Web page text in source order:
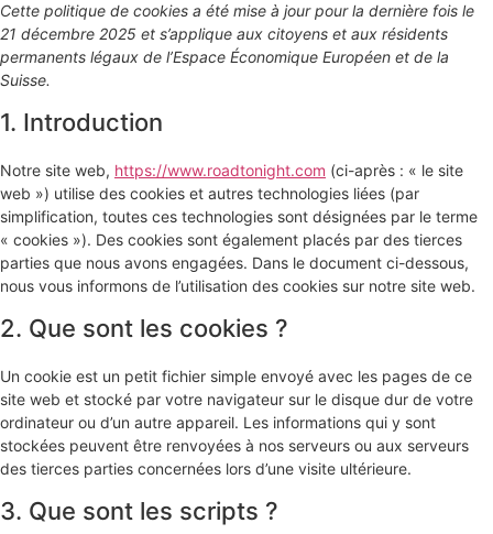
Cette politique de cookies a été mise à jour pour la dernière fois le
21 décembre 2025 et s’applique aux citoyens et aux résidents
permanents légaux de l’Espace Économique Européen et de la
Suisse.
1. Introduction
Notre site web, https://www.roadtonight.com (ci-après : « le site
web ») utilise des cookies et autres technologies liées (par
simplification, toutes ces technologies sont désignées par le terme
« cookies »). Des cookies sont également placés par des tierces
parties que nous avons engagées. Dans le document ci-dessous,
nous vous informons de l’utilisation des cookies sur notre site web.
2. Que sont les cookies ?
Un cookie est un petit fichier simple envoyé avec les pages de ce
site web et stocké par votre navigateur sur le disque dur de votre
ordinateur ou d’un autre appareil. Les informations qui y sont
stockées peuvent être renvoyées à nos serveurs ou aux serveurs
des tierces parties concernées lors d’une visite ultérieure.
3. Que sont les scripts ?